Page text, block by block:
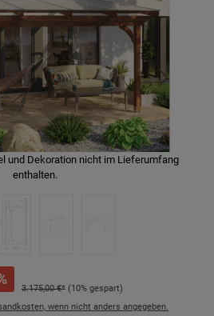
und Dekoration nicht im Lieferumfang
enthalten.
3.175,00 €* (10% gespart)
wenn nicht anders angegeben.